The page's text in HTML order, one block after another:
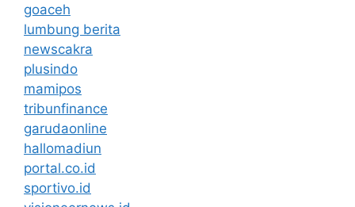
goaceh
lumbung berita
newscakra
plusindo
mamipos
tribunfinance
garudaonline
hallomadiun
portal.co.id
sportivo.id